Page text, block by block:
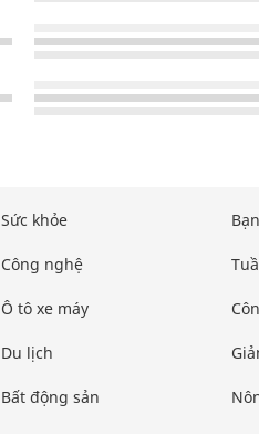
Sức khỏe
Công nghệ
Ô tô xe máy
Du lịch
Bất động sản